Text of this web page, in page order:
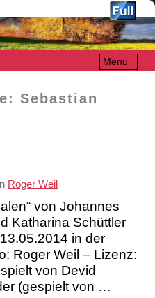
Menü ↓
Sebastian
Roger Weil
von Johannes
Katharina Schüttler
in der
Roger Weil – Lizenz:
von Devid
(gespielt von …